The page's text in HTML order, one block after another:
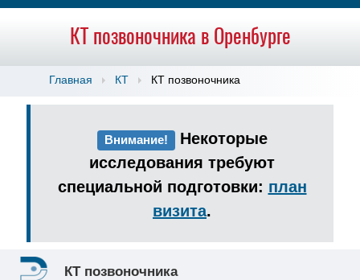
КТ позвоночника в Оренбурге
Главная КТ КТ позвоночника
Внимание! Некоторые
исследования требуют
специальной подготовки: план
визита.
КТ позвоночника